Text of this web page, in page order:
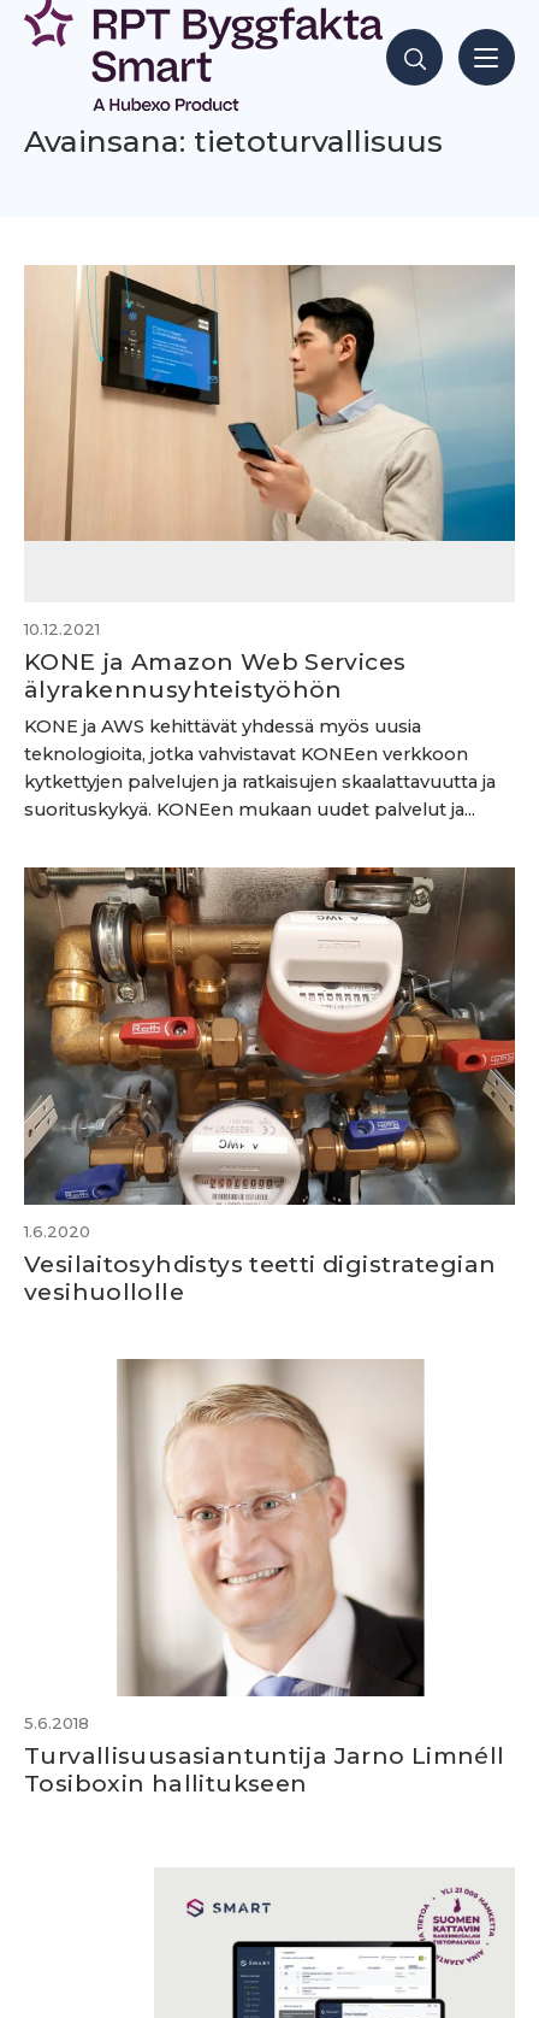
Siirry
sisältöön
Hae sisältöjä
Avainsana: tietoturvallisuus
10.12.2021
KONE ja Amazon Web Services
älyrakennusyhteistyöhön
KONE ja AWS kehittävät yhdessä myös uusia
teknologioita, jotka vahvistavat KONEen verkkoon
kytkettyjen palvelujen ja ratkaisujen skaalattavuutta ja
suorituskykyä. KONEen mukaan uudet palvelut ja...
1.6.2020
Vesilaitosyhdistys teetti digistrategian
vesihuollolle
5.6.2018
Turvallisuusasiantuntija Jarno Limnéll
Tosiboxin hallitukseen